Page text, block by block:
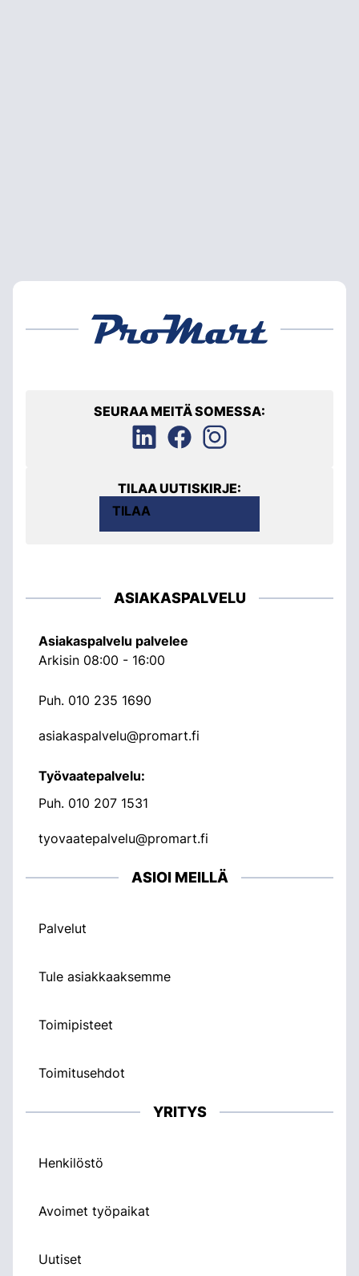
SEURAA MEITÄ SOMESSA:
TILAA UUTISKIRJE:
TILAA
ASIAKASPALVELU
Asiakaspalvelu palvelee
Arkisin 08:00 - 16:00
Puh. 010 235 1690
asiakaspalvelu@promart.fi
Työvaatepalvelu:
Puh. 010 207 1531
tyovaatepalvelu@promart.fi
ASIOI MEILLÄ
Palvelut
Tule asiakkaaksemme
Toimipisteet
Toimitusehdot
YRITYS
Henkilöstö
Avoimet työpaikat
Uutiset